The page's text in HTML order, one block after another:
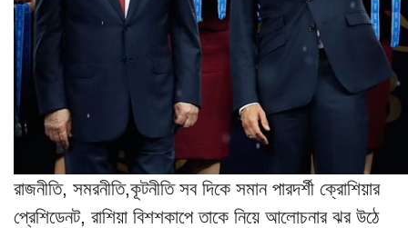
রাজনীতি, সমরনীতি,কূটনীতি সব দিকে সমান পারদর্শী ক্রোশিয়ার
প্রেশিডেনট, রাশিয়া বিশশকাপে তাকে নিয়ে আলোচনার ঝর উঠে